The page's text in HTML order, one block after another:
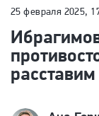
25 февраля 2025,